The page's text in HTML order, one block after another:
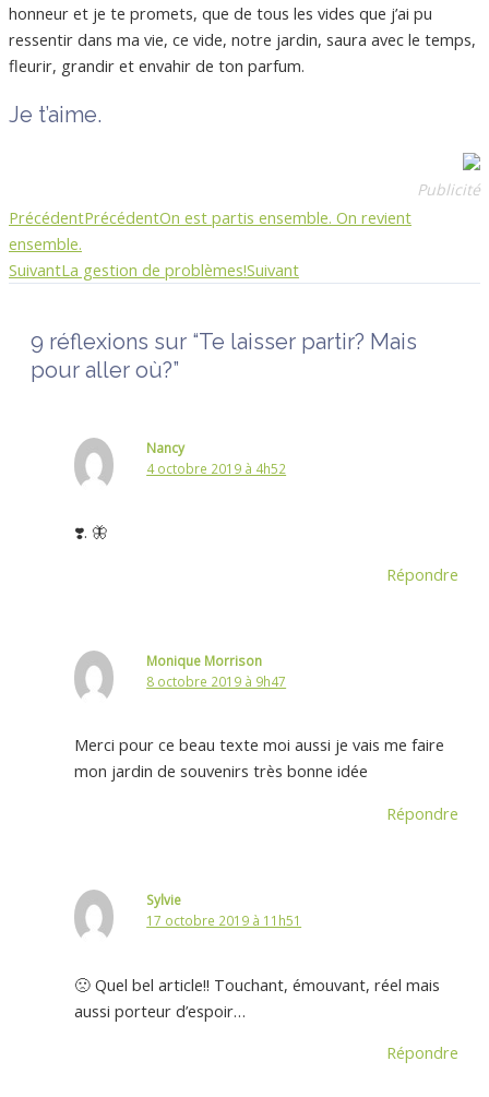
honneur et je te promets, que de tous les vides que j’ai pu
ressentir dans ma vie, ce vide, notre jardin, saura avec le temps,
fleurir, grandir et envahir de ton parfum.
Je t’aime.
Publicité
PrécédentPrécédentOn est partis ensemble. On revient
ensemble.
SuivantLa gestion de problèmes!Suivant
9 réflexions sur “Te laisser partir? Mais
pour aller où?”
Nancy
4 octobre 2019 à 4h52
❣️. 🦋
Répondre
Monique Morrison
8 octobre 2019 à 9h47
Merci pour ce beau texte moi aussi je vais me faire
mon jardin de souvenirs très bonne idée
Répondre
Sylvie
17 octobre 2019 à 11h51
🙁 Quel bel article!! Touchant, émouvant, réel mais
aussi porteur d’espoir…
Répondre